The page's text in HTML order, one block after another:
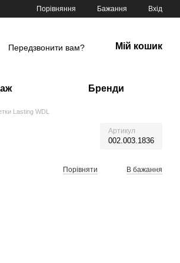
Порівняння Бажання Вхід
Передзвонити вам? Мій кошик
Бренди
Lasting WDL
Артикул
002.003.1836
Порівняти В бажання